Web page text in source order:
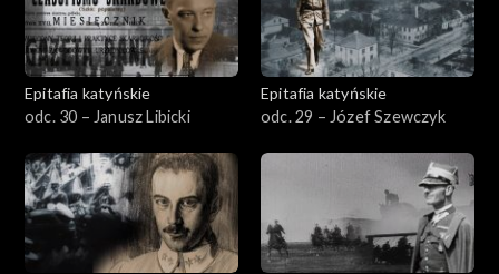
Epitafia katyńskie
odc. 30 – Janusz Libicki
Epitafia katyńskie
odc. 29 – Józef Szewczyk